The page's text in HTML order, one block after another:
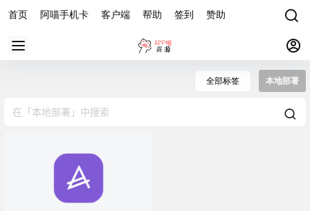
首页 阿喵手机卡 客户端 帮助 签到 赞助
全部标签 本地部署